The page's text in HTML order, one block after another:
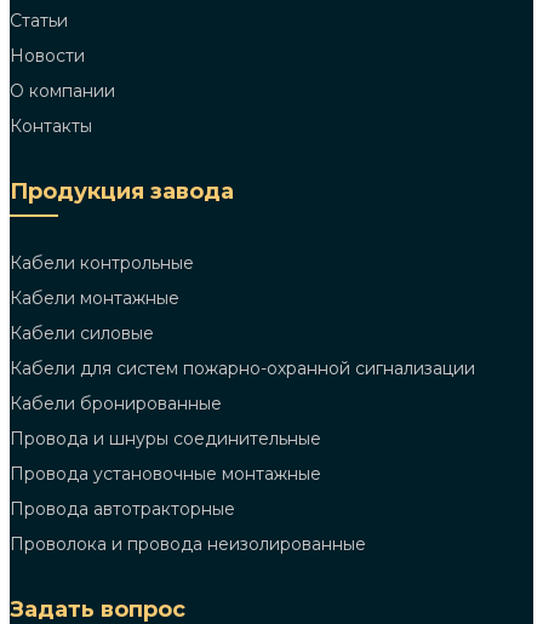
Статьи
Новости
О компании
Контакты
Продукция завода
Кабели контрольные
Кабели монтажные
Кабели силовые
Кабели для систем пожарно-охранной сигнализации
Кабели бронированные
Провода и шнуры соединительные
Провода установочные монтажные
Провода автотракторные
Проволока и провода неизолированные
Задать вопрос